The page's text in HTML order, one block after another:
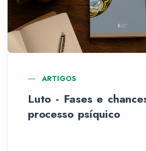
ARTIGOS
Luto - Fases e
processo psíquico